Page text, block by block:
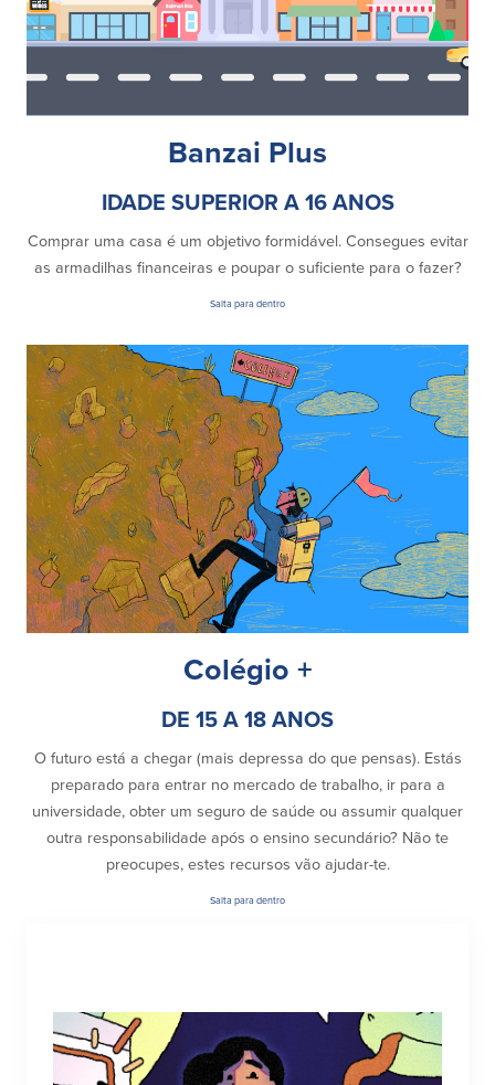
Español
Banzai Plus
IDADE SUPERIOR A 16 ANOS
Comprar uma casa é um objetivo formidável. Consegues evitar
as armadilhas financeiras e poupar o suficiente para o fazer?
Salta para dentro
Colégio +
DE 15 A 18 ANOS
O futuro está a chegar (mais depressa do que pensas). Estás
preparado para entrar no mercado de trabalho, ir para a
universidade, obter um seguro de saúde ou assumir qualquer
outra responsabilidade após o ensino secundário? Não te
preocupes, estes recursos vão ajudar-te.
Salta para dentro